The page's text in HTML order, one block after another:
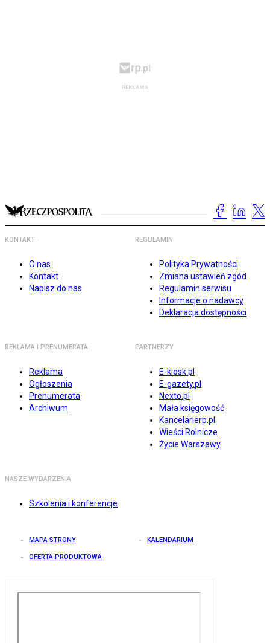
KONTAKT
O nas
Kontakt
Napisz do nas
REGULAMIN
Polityka Prywatności
Zmiana ustawień zgód
Regulamin serwisu
Informacje o nadawcy
Deklaracja dostępności
REKLAMA I PRENUMERATA
Reklama
Ogłoszenia
Prenumerata
Archiwum
PARTNERZY
E-kiosk.pl
E-gazety.pl
Nexto.pl
Mała księgowość
Kancelarierp.pl
Wieści Rolnicze
Życie Warszawy
NASZE WYDARZENIA
Szkolenia i konferencje
MAPA STRONY KALENDARIUM
OFERTA PRODUKTOWA